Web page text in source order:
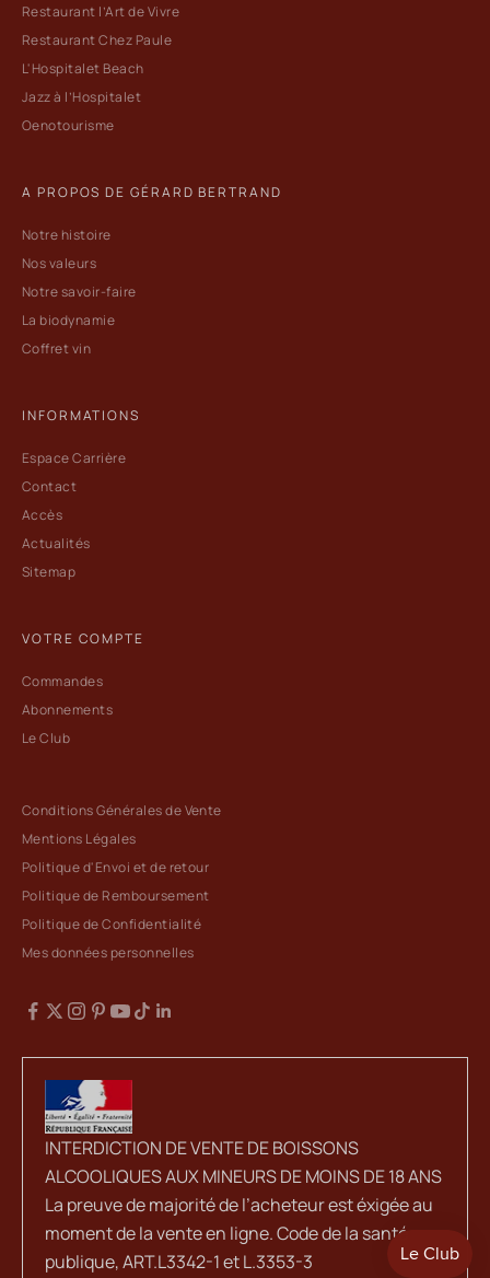
Restaurant l’Art de Vivre
Restaurant Chez Paule
L'Hospitalet Beach
Jazz à l’Hospitalet
Oenotourisme
A PROPOS DE GÉRARD BERTRAND
Notre histoire
Nos valeurs
Notre savoir-faire
La biodynamie
Coffret vin
INFORMATIONS
Espace Carrière
Contact
Accès
Actualités
Sitemap
VOTRE COMPTE
Commandes
Abonnements
Le Club
Conditions Générales de Vente
Mentions Légales
Politique d'Envoi et de retour
Politique de Remboursement
Politique de Confidentialité
Mes données personnelles
INTERDICTION DE VENTE DE BOISSONS
ALCOOLIQUES AUX MINEURS DE MOINS DE 18 ANS
La preuve de majorité de l’acheteur est éxigée au
moment de la vente en ligne. Code de la santé
publique, ART.L3342-1 et L.3353-3